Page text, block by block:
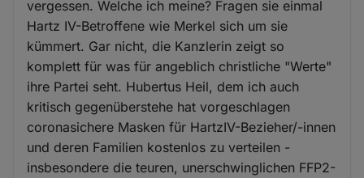
vergessen. Welche ich meine? Fragen sie einmal
Hartz IV-Betroffene wie Merkel sich um sie
kümmert. Gar nicht, die Kanzlerin zeigt so
komplett für was für angeblich christliche "Werte"
ihre Partei seht. Hubertus Heil, dem ich auch
kritisch gegenüberstehe hat vorgeschlagen
coronasichere Masken für HartzIV-Bezieher/-innen
und deren Familien kostenlos zu verteilen -
insbesondere die teuren, unerschwinglichen FFP2-